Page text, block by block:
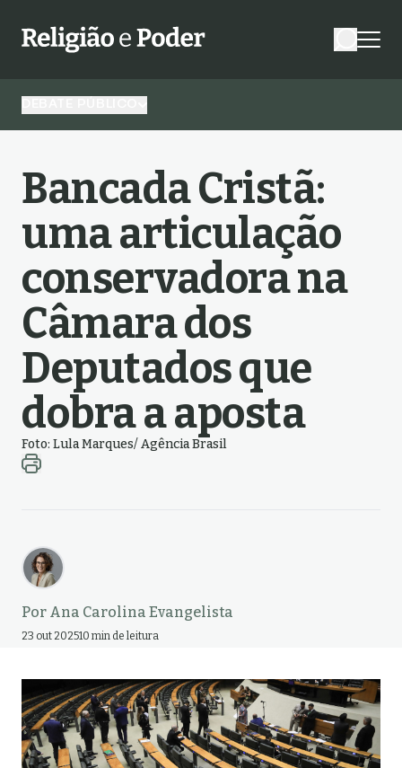
Bancada Cristã:
uma articulação
conservadora na
Câmara dos
Deputados que
dobra a aposta
Foto: Lula Marques/ Agência Brasil
Por Ana Carolina Evangelista
23 out 202510 min de leitura